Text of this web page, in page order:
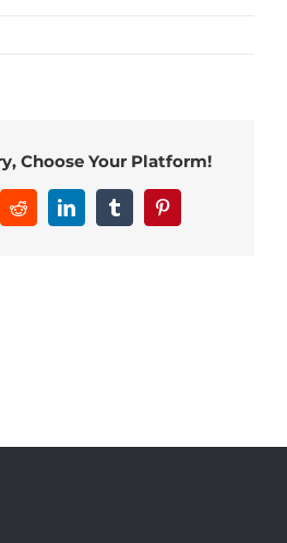
Choose Your Platform!
RedditLinkedInTumblrPinterest